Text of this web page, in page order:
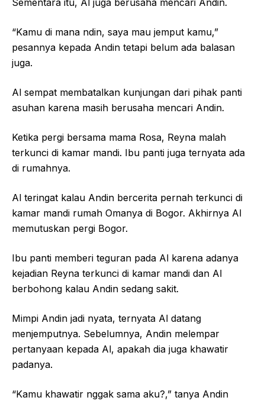
“Kamu di mana ndin, saya mau jemput kamu,”
pesannya kepada Andin tetapi belum ada balasan
juga.
Al sempat membatalkan kunjungan dari pihak panti
asuhan karena masih berusaha mencari Andin.
Ketika pergi bersama mama Rosa, Reyna malah
terkunci di kamar mandi. Ibu panti juga ternyata ada
di rumahnya.
Al teringat kalau Andin bercerita pernah terkunci di
kamar mandi rumah Omanya di Bogor. Akhirnya Al
memutuskan pergi Bogor.
Ibu panti memberi teguran pada Al karena adanya
kejadian Reyna terkunci di kamar mandi dan Al
berbohong kalau Andin sedang sakit.
Mimpi Andin jadi nyata, ternyata Al datang
menjemputnya. Sebelumnya, Andin melempar
pertanyaan kepada Al, apakah dia juga khawatir
padanya.
“Kamu khawatir nggak sama aku?,” tanya Andin